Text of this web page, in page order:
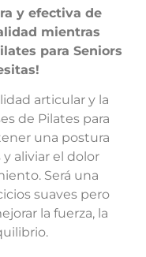
y efectiva de
mientras
para Seniors
articular y la
de Pilates para
una postura
aliviar el dolor
Será una
suaves pero
la fuerza, la